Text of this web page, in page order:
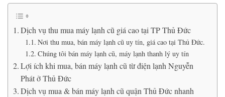
Dịch vụ thu mua máy lạnh cũ giá cao tại TP Thủ Đức
Nơi thu mua, bán máy lạnh cũ uy tín, giá cao tại Thủ Đức.
Chúng tôi bán máy lạnh cũ, máy lạnh thanh lý uy tín
Lợi ích khi mua, bán máy lạnh cũ từ điện lạnh Nguyễn
Phát ở Thủ Đức
Dịch vụ mua & bán máy lạnh cũ quận Thủ Đức nhanh